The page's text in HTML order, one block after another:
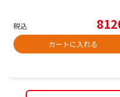
税込
カートに入れる